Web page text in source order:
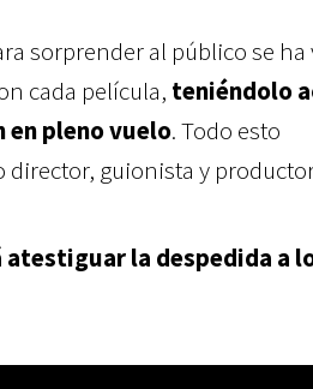
sorprender al público se
cada película, teniéndolo
en pleno vuelo.Todo esto
director, guionista y
la despedida a